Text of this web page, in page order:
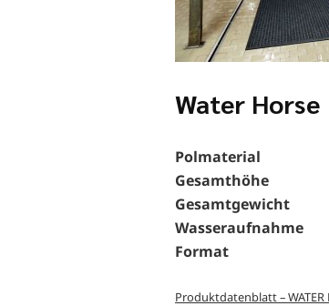
Water Horse
Polmaterial
Gesamthöhe
Gesamtgewicht
Wasseraufnahme
Format
Produktdatenblatt – WATER